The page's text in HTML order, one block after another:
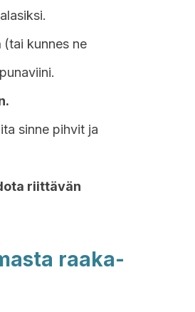
(tai kunnes ne
sinne pihvit ja
riittävän
raaka-